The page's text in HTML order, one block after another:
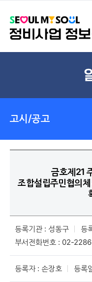
고시/공고
금호제21
조합설립주민협의
등록기관 : 성동구
등
부서전화번호 : 02-
등록자 : 손장호 등록